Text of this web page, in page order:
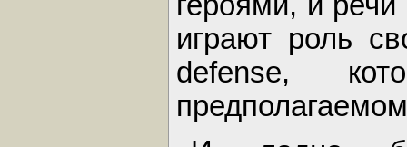
играют роль
defense,